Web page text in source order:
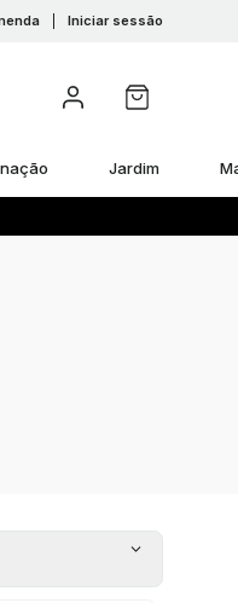
Iniciar sessão
Jardim